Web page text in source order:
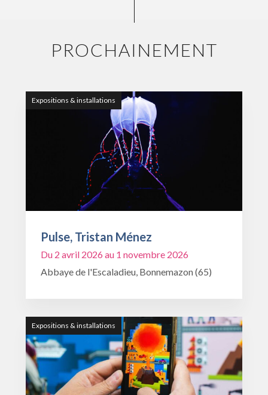
PROCHAINEMENT
Expositions & installations
Pulse, Tristan Ménez
Du 2 avril 2026 au 1 novembre 2026
Abbaye de l'Escaladieu, Bonnemazon (65)
Expositions & installations